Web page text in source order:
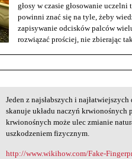
głosy w czasie głosowanie
powinni znać się na tyle, żeby
zapisywanie odcisków palców
rozwiązać prościej, nie zbierając
Jeden z najsłabszych i
Jeden z najsłabszych i
skanuje układu naczyń krwionośnych
krwionośnych może ulec zmianie
uszkodzeniem fizycznym.
http://www.wikihow.com/Fake-